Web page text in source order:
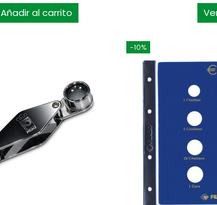
Añadir al carrito
-10%